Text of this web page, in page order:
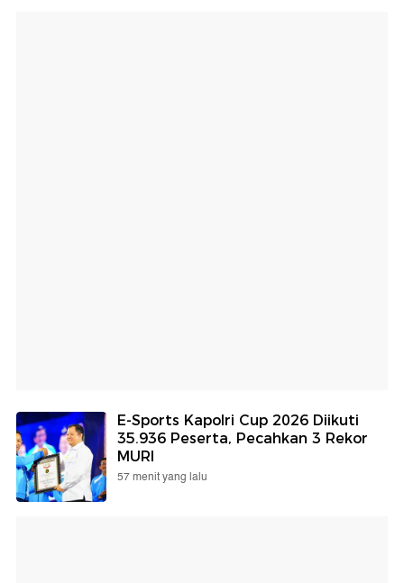
E-Sports Kapolri Cup 2026 Diikuti
35.936 Peserta, Pecahkan 3 Rekor
MURI
57 menit yang lalu